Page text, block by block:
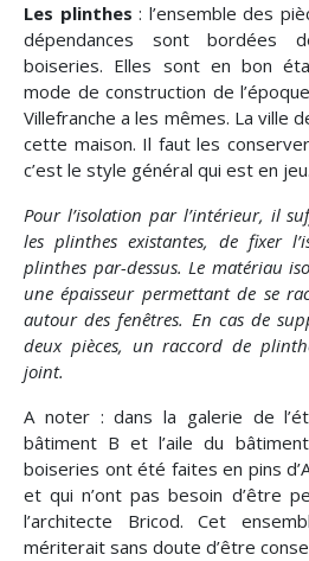
Les plinthes : l’ensemble des
dépendances sont bordées
boiseries. Elles sont en bon
mode de construction de
Villefranche a les mêmes. La ville
cette maison. Il faut les
c’est le style général qui est en jeu.
Pour l’isolation par l’intérieur, il
les plinthes existantes, de fixer
plinthes par-dessus. Le matériau
une épaisseur permettant de se
autour des fenêtres. En cas de
deux pièces, un raccord de
joint.
A noter : dans la galerie de
bâtiment B et l’aile du
boiseries ont été faites en pins
et qui n’ont pas besoin d’être
l’architecte Bricod. Cet
mériterait sans doute d’être